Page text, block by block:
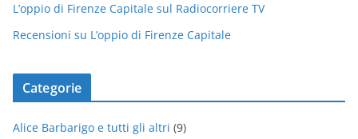
L’oppio di Firenze Capitale sul Radiocorriere TV
Recensioni su L’oppio di Firenze Capitale
Categorie
Alice Barbarigo e tutti gli altri (9)